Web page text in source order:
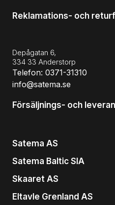
Reklamations- och
Depågatan 6,
334 33 Anderstorp
Telefon: 0371-31310
info@satema.se
Försäljnings- och
Satema AS
Satema Baltic SIA
Skaaret AS
Eltavle Grenland AS